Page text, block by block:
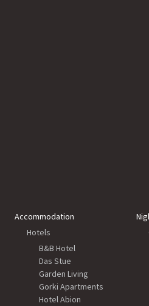
Accommodation
Hotels
B&B Hotel
Das Stue
Garden Living
Gorki Apartments
Hotel Abion